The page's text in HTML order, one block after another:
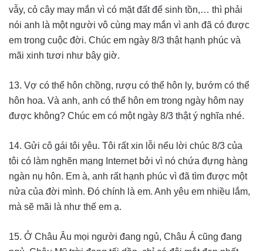
vẫy, cỏ cây may mắn vì có mặt đất để sinh tồn,… thì phải
nói anh là một người vô cùng may mắn vì anh đã có được
em trong cuộc đời. Chúc em ngày 8/3 thật hạnh phúc và
mãi xinh tươi như bây giờ.
13. Vợ có thể hôn chồng, rượu có thể hôn ly, bướm có thể
hôn hoa. Và anh, anh có thể hôn em trong ngày hôm nay
được không? Chúc em có một ngày 8/3 thật ý nghĩa nhé.
14. Gửi cô gái tôi yêu. Tôi rất xin lỗi nếu lời chúc 8/3 của
tôi có làm nghẽn mạng Internet bởi vì nó chứa đựng hàng
ngàn nụ hôn. Em à, anh rất hạnh phúc vì đã tìm được một
nửa của đời mình. Đó chính là em. Anh yêu em nhiều lắm,
mà sẽ mãi là như thế em ạ.
15. Ở Châu Âu mọi người đang ngủ, Châu Á cũng đang